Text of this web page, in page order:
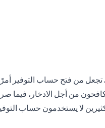
من فتح حساب التوفير
من أجل الادخار، فيما صرح
لا يستخدمون حساب